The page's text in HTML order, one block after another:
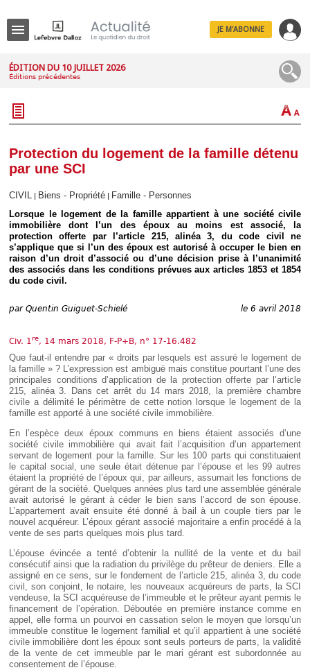
IT
JE M'ABONNE
ÉDITION DU 10 JUILLET 2026
Éditions précédentes
Protection du logement de la famille détenu
par une SCI
CIVIL Biens - Propriété
Famille - Personnes
Lorsque le logement de la famille appartient à une société civile
immobilière dont l’un des époux au moins est associé, la
protection offerte par l’article 215, alinéa 3, du code civil ne
s’applique que si l’un des époux est autorisé à occuper le bien en
raison d’un droit d’associé ou d’une décision prise à l’unanimité
des associés dans les conditions prévues aux articles 1853 et 1854
du code civil.
par Quentin Guiguet-Schielé le 6 avril 2018
Civ. 1 re, 14 mars 2018, F-P+B, n° 17-16.482
Que faut-il entendre par « droits par lesquels est assuré le logement de
la famille » ? L’expression est ambiguë mais constitue pourtant l’une des
principales conditions d’application de la protection offerte par l’article
215, alinéa 3. Dans cet arrêt du 14 mars 2018, la première chambre
civile a délimité le périmètre de cette notion lorsque le logement de la
famille est apporté à une société civile immobilière.
En l’espèce deux époux communs en biens étaient associés d’une
société civile immobilière qui avait fait l’acquisition d’un appartement
servant de logement pour la famille. Sur les 100 parts qui constituaient
le capital social, une seule était détenue par l’épouse et les 99 autres
étaient la propriété de l’époux qui, par ailleurs, assumait les fonctions de
gérant de la société. Quelques années plus tard une assemblée générale
avait autorisé le gérant à céder le bien sans l’accord de son épouse.
L’appartement avait ensuite été donné à bail à un couple tiers par le
nouvel acquéreur. L’époux gérant associé majoritaire a enfin procédé à la
vente de ses parts quelques mois plus tard.
L’épouse évincée a tenté d’obtenir la nullité de la vente et du bail
consécutif ainsi que la radiation du privilège du prêteur de deniers. Elle a
assigné en ce sens, sur le fondement de l’article 215, alinéa 3, du code
civil, son conjoint, le notaire, les nouveaux acquéreurs de parts, la SCI
vendeuse, la SCI acquéreuse de l’immeuble et le prêteur ayant permis le
financement de l’opération. Déboutée en première instance comme en
appel, elle forma un pourvoi en cassation selon le moyen que lorsqu’un
immeuble constitue le logement familial et qu’il appartient à une société
civile immobilière dont les époux sont seuls porteurs de parts, la validité
de la vente de cet immeuble par le mari gérant est subordonnée au
consentement de l’épouse.